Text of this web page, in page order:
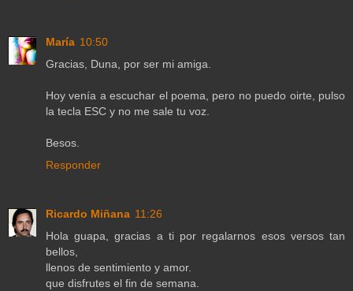
María 10:50
Gracias, Duna, por ser mi amiga.
Hoy venía a escuchar el poema, pero no puedo oirte, pulso
la tecla ESC y no me sale tu voz.
Besos.
Responder
Ricardo Miñana 11:26
Hola guapa, gracias a ti por regalarnos esos versos tan
bellos,
llenos de sentimiento y amor.
que disfrutes el fin de semana.